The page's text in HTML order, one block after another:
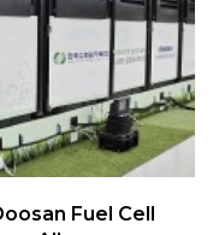
Fuel Cell